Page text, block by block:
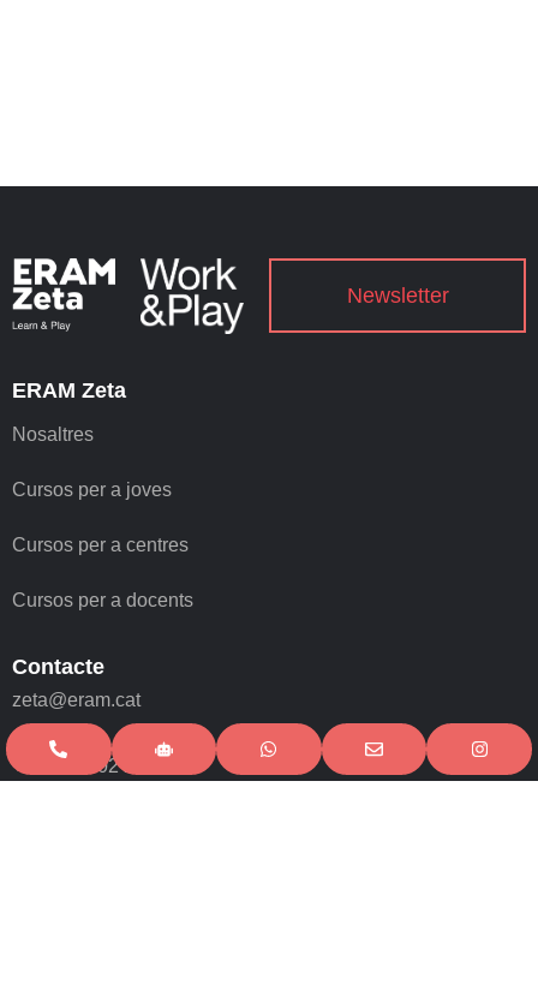
Newsletter
ERAM Zeta
Nosaltres
Cursos per a joves
Cursos per a centres
Cursos per a docents
Contacte
zeta@eram.cat
+34 972 402 258